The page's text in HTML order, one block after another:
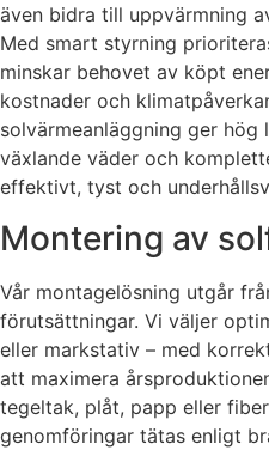
även bidra till uppvärmning
Med smart styrning
minskar behovet av köpt
kostnader och
solvärmeanläggning ger hög
växlande väder och
effektivt, tyst och
Montering av
Vår montagelösning utgår
förutsättningar. Vi väljer
eller markstativ – med
att maximera
tegeltak, plåt, papp eller
genomföringar tätas enligt